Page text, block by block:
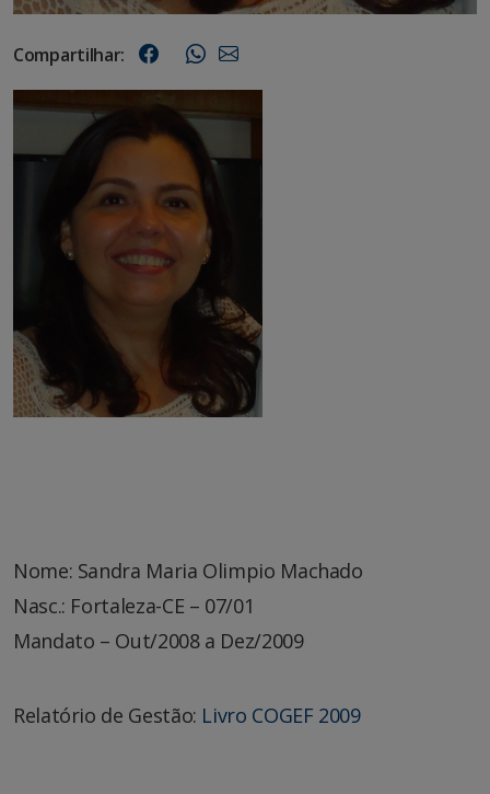
Compartilhar:
Nome: Sandra Maria Olimpio Machado
Nasc.: Fortaleza-CE – 07/01
Mandato – Out/2008 a Dez/2009
Relatório de Gestão: Livro COGEF 2009